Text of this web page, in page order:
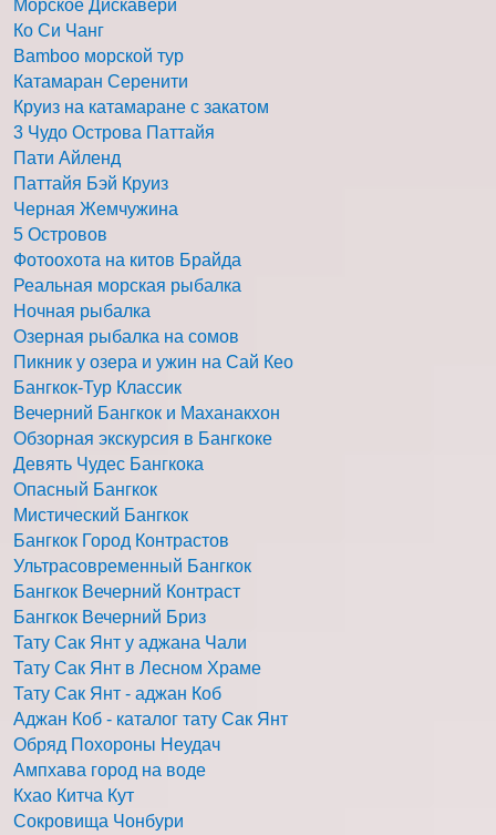
Морское Дискавери
Ко Си Чанг
Bamboo морской тур
Катамаран Серенити
Круиз на катамаране с закатом
3 Чудо Острова Паттайя
Пати Айленд
Паттайя Бэй Круиз
Черная Жемчужина
5 Островов
Фотоохота на китов Брайда
Реальная морская рыбалка
Ночная рыбалка
Озерная рыбалка на сомов
Пикник у озера и ужин на Сай Кео
Бангкок-Тур Классик
Вечерний Бангкок и Маханакхон
Обзорная экскурсия в Бангкоке
Девять Чудес Бангкока
Опасный Бангкок
Мистический Бангкок
Бангкок Город Контрастов
Ультрасовременный Бангкок
Бангкок Вечерний Контраст
Бангкок Вечерний Бриз
Тату Сак Янт у аджана Чали
Тату Сак Янт в Лесном Храме
Тату Сак Янт - аджан Коб
Аджан Коб - каталог тату Сак Янт
Обряд Похороны Неудач
Ампхава город на воде
Кхао Китча Кут
Сокровища Чонбури